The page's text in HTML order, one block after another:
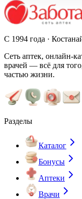
С 1994 года ·
Сеть аптек, онлайн-
врачей — всё для
частью жизни.
Разделы
Каталог
Бонусы
Аптеки
Врачи